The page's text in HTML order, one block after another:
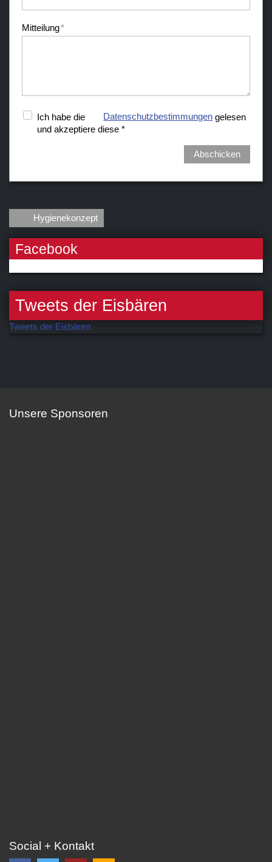
Mitteilung*
Ich habe die Datenschutzbestimmungen gelesen
und akzeptiere diese *
Abschicken
Hygienekonzept
Facebook
Tweets der Eisbären
Tweets der Eisbären
Unsere Sponsoren
Social + Kontakt